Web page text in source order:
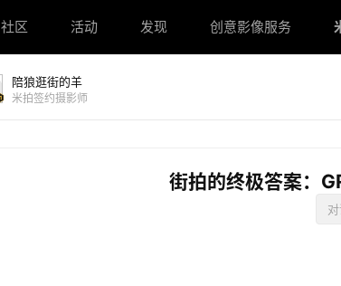
社区 活动 发现 创意影像服务
社区 活动 发现 创意影像服务
陪狼逛街的羊
米拍签约摄影师
街拍的终极答案：